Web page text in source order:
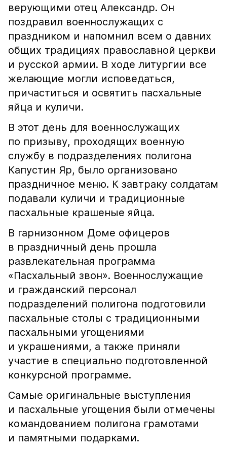
верующими отец Александр. Он
поздравил военнослужащих с
праздником и напомнил всем о давних
общих традициях православной церкви
и русской армии. В ходе литургии все
желающие могли исповедаться,
причаститься и освятить пасхальные
яйца и куличи.
В этот день для военнослужащих
по призыву, проходящих военную
службу в подразделениях полигона
Капустин Яр, было организовано
праздничное меню. К завтраку солдатам
подавали куличи и традиционные
пасхальные крашеные яйца.
В гарнизонном Доме офицеров
в праздничный день прошла
развлекательная программа
«Пасхальный звон». Военнослужащие
и гражданский персонал
подразделений полигона подготовили
пасхальные столы с традиционными
пасхальными угощениями
и украшениями, а также приняли
участие в специально подготовленной
конкурсной программе.
Самые оригинальные выступления
и пасхальные угощения были отмечены
командованием полигона грамотами
и памятными подарками.